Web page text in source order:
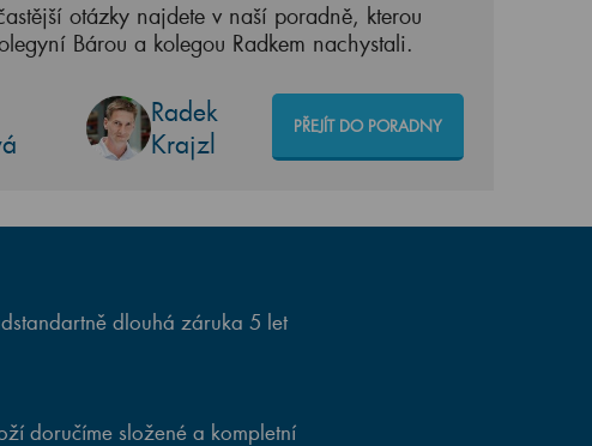
otázky najdete v naší poradně, kterou
Bárou a kolegou Radkem nachystali.
Radek
Krajzl
PŘEJÍT DO PORADNY
dlouhá záruka 5 let
doručíme složené a kompletní